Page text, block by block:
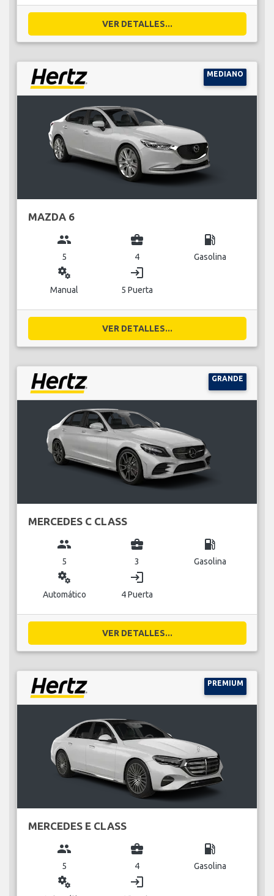
VER DETALLES...
MEDIANO
MAZDA 6
group
5
business_center
4
local_gas_station
Gasolina
miscellaneous_services
Manual
login
5 Puerta
VER DETALLES...
GRANDE
MERCEDES C CLASS
group
5
business_center
3
local_gas_station
Gasolina
miscellaneous_services
Automático
login
4 Puerta
VER DETALLES...
PREMIUM
MERCEDES E CLASS
group
5
business_center
4
local_gas_station
Gasolina
miscellaneous_services login